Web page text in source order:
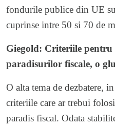
fondurile publice din UE
cuprinse intre 50 si 70 de
Giegold: Criteriile pentru
paradisurilor fiscale, o
O alta tema de dezbatere,
criteriile care ar trebui
paradis fiscal. Odata